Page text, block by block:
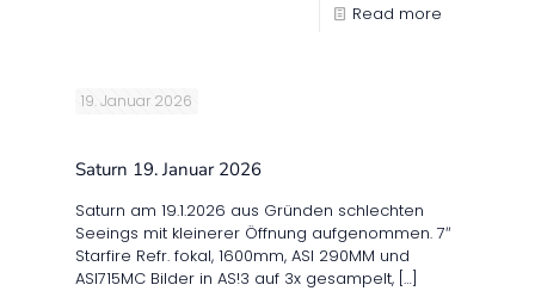
Read more
19. Januar 2026
Saturn 19. Januar 2026
Saturn am 19.1.2026 aus Gründen schlechten
Seeings mit kleinerer Öffnung aufgenommen. 7″
Starfire Refr. fokal, 1600mm, ASI 290MM und
ASI715MC Bilder in AS!3 auf 3x gesampelt, […]